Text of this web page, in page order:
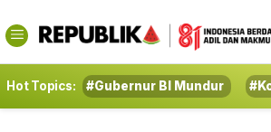
Hot Topics: #Gubernur BI Mundur